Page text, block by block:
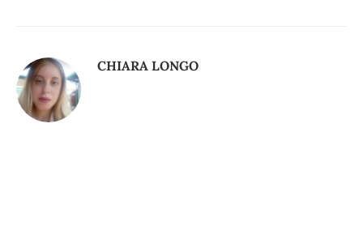
CHIARA LONGO